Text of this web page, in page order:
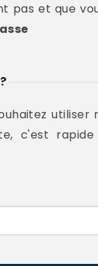
pas et que
utiliser
c'est